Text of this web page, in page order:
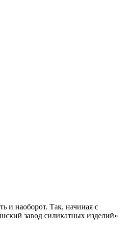
и наоборот. Так, начиная с
завод силикатных изделий»